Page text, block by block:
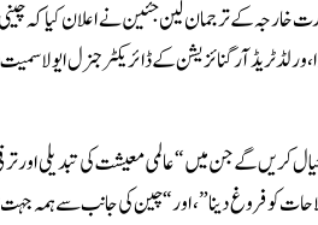
خارجہ کے ترجمان لین جئین نے اعلان کیا کہ
کریں گے جن میں “عالمی معیشت کی تبدیلی اور ترقی
کو فروغ دینا”، اور “چین کی جانب سے ہمہ